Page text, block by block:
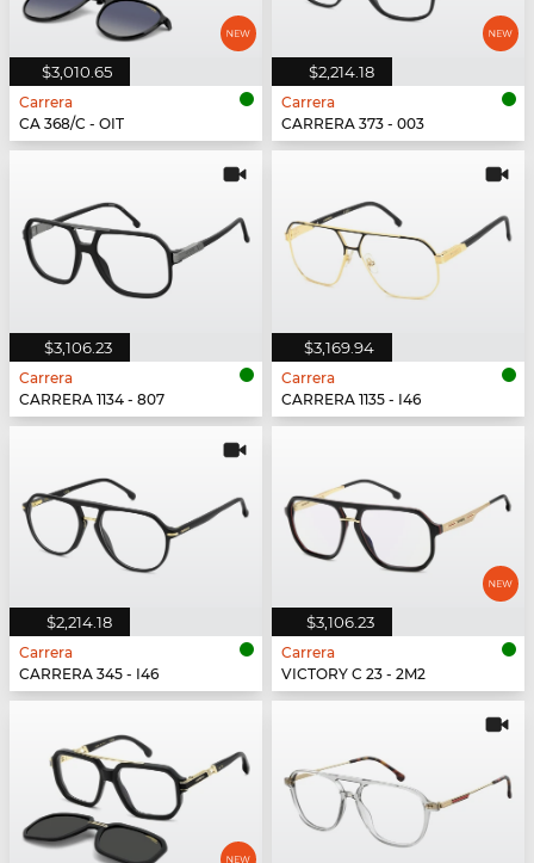
$3,010.65
Carrera
CA 368/C - OIT
$2,214.18
Carrera
CARRERA 373 - 003
$3,106.23
Carrera
CARRERA 1134 - 807
$3,169.94
Carrera
CARRERA 1135 - I46
$2,214.18
Carrera
CARRERA 345 - I46
$3,106.23
Carrera
VICTORY C 23 - 2M2